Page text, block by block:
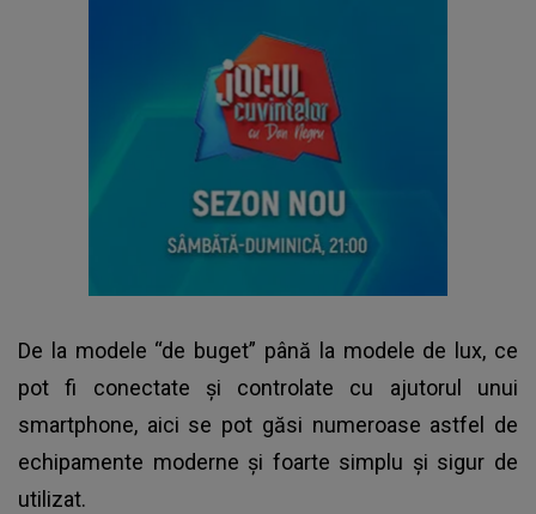
De la modele “de buget” până la modele de lux, ce
pot fi conectate și controlate cu ajutorul unui
smartphone, aici se pot găsi numeroase astfel de
echipamente moderne și foarte simplu și sigur de
utilizat.